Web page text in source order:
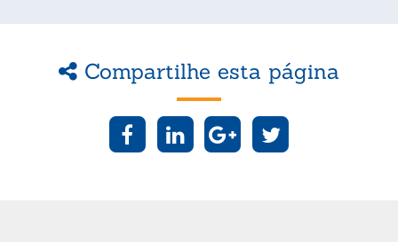
Compartilhe esta página